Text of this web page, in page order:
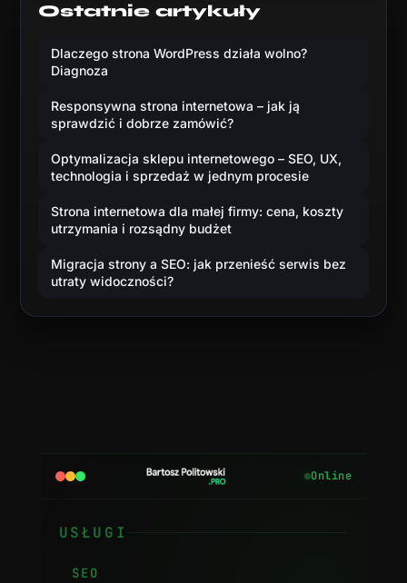
Ostatnie artykuły
Dlaczego strona WordPress działa wolno?
Diagnoza
Responsywna strona internetowa – jak ją
sprawdzić i dobrze zamówić?
Optymalizacja sklepu internetowego – SEO, UX,
technologia i sprzedaż w jednym procesie
Strona internetowa dla małej firmy: cena, koszty
utrzymania i rozsądny budżet
Migracja strony a SEO: jak przenieść serwis bez
utraty widoczności?
Online
USŁUGI
SEO